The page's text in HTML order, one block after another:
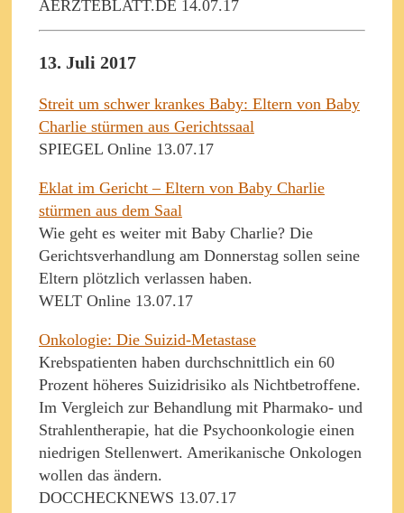
AERZTEBLATT.DE 14.07.17
13. Juli 2017
Streit um schwer krankes Baby: Eltern von Baby
Charlie stürmen aus Gerichtssaal
SPIEGEL Online 13.07.17
Eklat im Gericht – Eltern von Baby Charlie
stürmen aus dem Saal
Wie geht es weiter mit Baby Charlie? Die
Gerichtsverhandlung am Donnerstag sollen seine
Eltern plötzlich verlassen haben.
WELT Online 13.07.17
Onkologie: Die Suizid-Metastase
Krebspatienten haben durchschnittlich ein 60
Prozent höheres Suizidrisiko als Nichtbetroffene.
Im Vergleich zur Behandlung mit Pharmako- und
Strahlentherapie, hat die Psychoonkologie einen
niedrigen Stellenwert. Amerikanische Onkologen
wollen das ändern.
DOCCHECKNEWS 13.07.17